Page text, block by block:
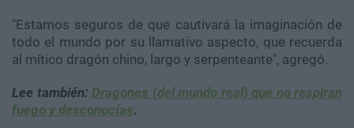
"Estamos seguros de que cautivará la imaginación de
todo el mundo por su llamativo aspecto, que recuerda
al mítico dragón chino, largo y serpenteante", agregó.
Lee también: Dragones (del mundo real) que no respiran
fuego y desconocías.